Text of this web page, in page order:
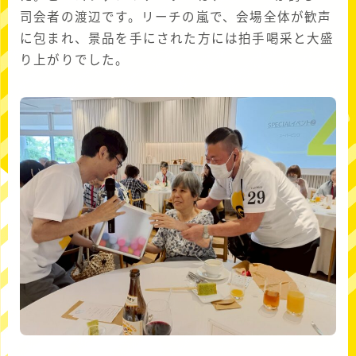
司会者の渡辺です。リーチの嵐で、会場全体が歓声
に包まれ、景品を手にされた方には拍手喝采と大盛
り上がりでした。